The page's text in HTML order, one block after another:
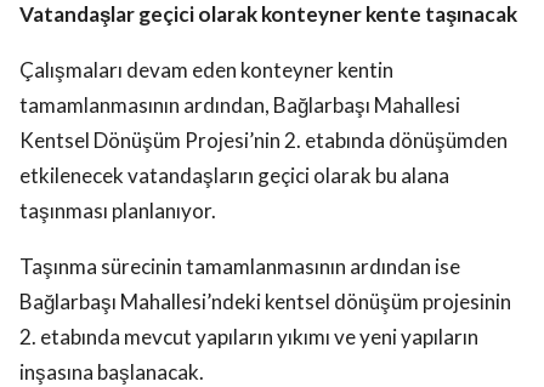
Vatandaşlar geçici olarak konteyner kente taşınacak
Çalışmaları devam eden konteyner kentin
tamamlanmasının ardından, Bağlarbaşı Mahallesi
Kentsel Dönüşüm Projesi’nin 2. etabında dönüşümden
etkilenecek vatandaşların geçici olarak bu alana
taşınması planlanıyor.
Taşınma sürecinin tamamlanmasının ardından ise
Bağlarbaşı Mahallesi’ndeki kentsel dönüşüm projesinin
2. etabında mevcut yapıların yıkımı ve yeni yapıların
inşasına başlanacak.